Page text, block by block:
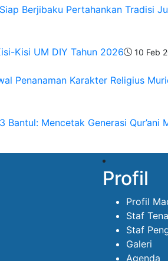
Berjibaku Pertahankan Tradisi
Kisi UM DIY Tahun 2026 10 Feb
Penanaman Karakter Religius
Mencetak Generasi Qur’ani
Profil
Profil
Staf
Staf
Galeri
Agenda